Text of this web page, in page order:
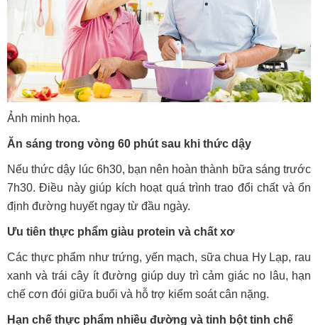
Ảnh minh họa.
Ăn sáng trong vòng 60 phút sau khi thức dậy
Nếu thức dậy lúc 6h30, bạn nên hoàn thành bữa sáng trước
7h30. Điều này giúp kích hoạt quá trình trao đổi chất và ổn
định đường huyết ngay từ đầu ngày.
Ưu tiên thực phẩm giàu protein và chất xơ
Các thực phẩm như trứng, yến mạch, sữa chua Hy Lạp, rau
xanh và trái cây ít đường giúp duy trì cảm giác no lâu, hạn
chế cơn đói giữa buổi và hỗ trợ kiểm soát cân nặng.
Hạn chế thực phẩm nhiều đường và tinh bột tinh chế